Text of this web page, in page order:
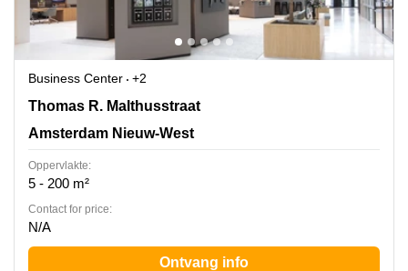
Business Center
+2
Thomas R. Malthusstraat 1-3, Amsterdam Nieuw-West
Thomas R. Malthusstraat
Amsterdam Nieuw-West
Oppervlakte:
5 - 200 m²
Contact for price:
N/A
Ontvang info